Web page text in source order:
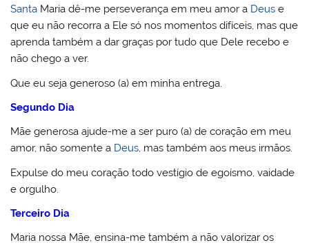
Santa Maria dê-me perseverança em meu amor a Deus e
que eu não recorra a Ele só nos momentos difíceis, mas que
aprenda também a dar graças por tudo que Dele recebo e
não chego a ver.
Que eu seja generoso (a) em minha entrega.
Segundo Dia
Mãe generosa ajude-me a ser puro (a) de coração em meu
amor, não somente a Deus, mas também aos meus irmãos.
Expulse do meu coração todo vestígio de egoísmo, vaidade
e orgulho.
Terceiro Dia
Maria nossa Mãe, ensina-me também a não valorizar os